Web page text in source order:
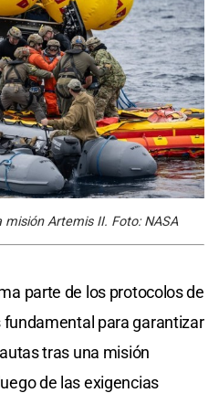
Artemis II. Foto: NASA
parte de los protocolos de
fundamental para garantizar
tras una misión
de las exigencias